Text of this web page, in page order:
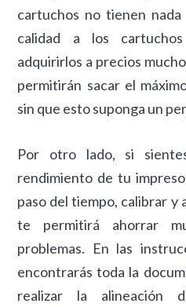
cartuchos no tienen
calidad a los
adquirirlos a precios
permitirán sacar el
sin que esto suponga un
Por otro lado, si
rendimiento de tu
paso del tiempo, calibrar y
te permitirá ahorrar
problemas. En las
encontrarás toda la
realizar la alineación